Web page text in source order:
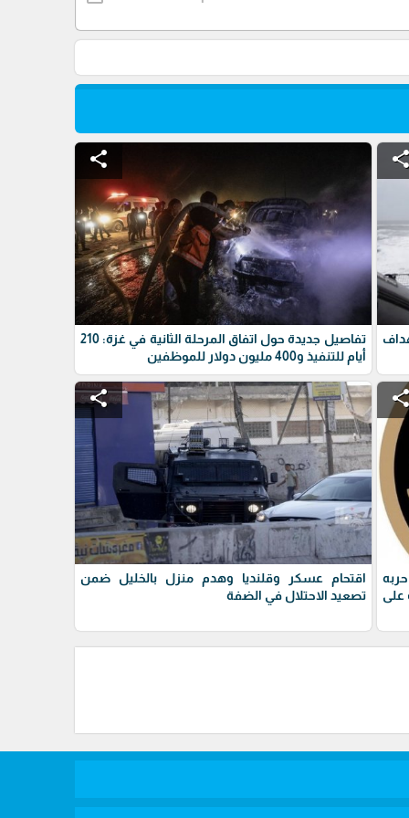
share
share
تفاصيل جديدة حول اتفاق المرحلة الثانية في غزة: 210
أيام للتنفيذ و400 مليون دولار للموظفين
على
share
اقتحام عسكر وقلنديا وهدم منزل بالخليل ضمن
تصعيد الاحتلال في الضفة